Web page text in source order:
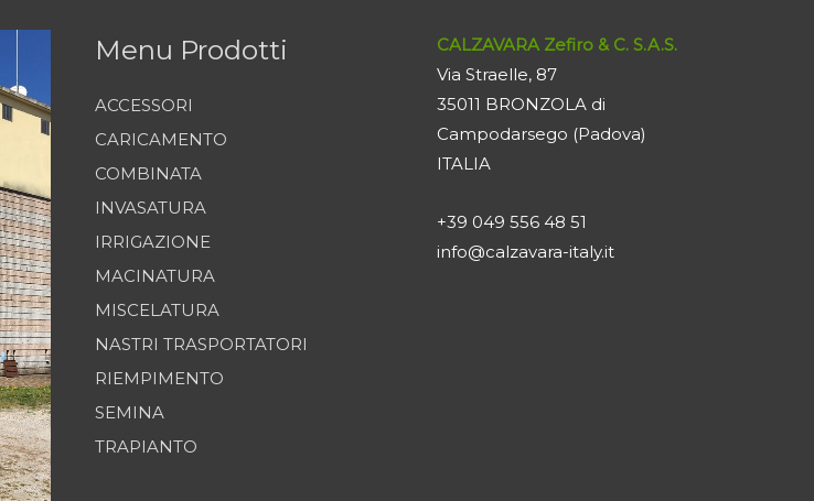
Menu Prodotti
ACCESSORI
CARICAMENTO
COMBINATA
INVASATURA
IRRIGAZIONE
MACINATURA
MISCELATURA
NASTRI TRASPORTATORI
RIEMPIMENTO
SEMINA
TRAPIANTO
CALZAVARA Zefiro & C. S.A.S.
Via Straelle, 87
35011 BRONZOLA di
Campodarsego (Padova)
ITALIA
+39 049 556 48 51
info@calzavara-italy.it